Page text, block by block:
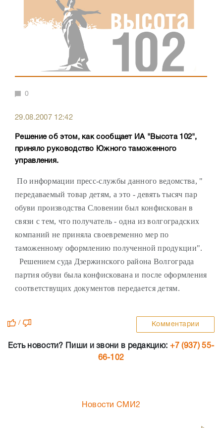
0
29.08.2007 12:42
Решение об этом, как сообщает ИА "Высота 102",
приняло руководство Южного таможенного
управления.
По информации пресс-службы данного ведомства, "
передаваемый товар детям, а это - девять тысяч пар
обуви производства Словении был конфискован в
связи с тем, что получатель - одна из волгоградских
компаний не приняла своевременно мер по
таможенному оформлению полученной продукции".
Решением суда Дзержинского района Волгограда
партия обуви была конфискована и после оформления
соответствущих документов передается детям.
/ Комментарии
Есть новости? Пиши и звони в редакцию: +7 (937) 55-
66-102
Новости СМИ2